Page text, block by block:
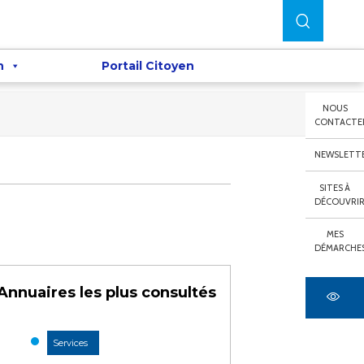
Portail Citoyen
NOUS
SITES À
MES
les plus consultés
Services